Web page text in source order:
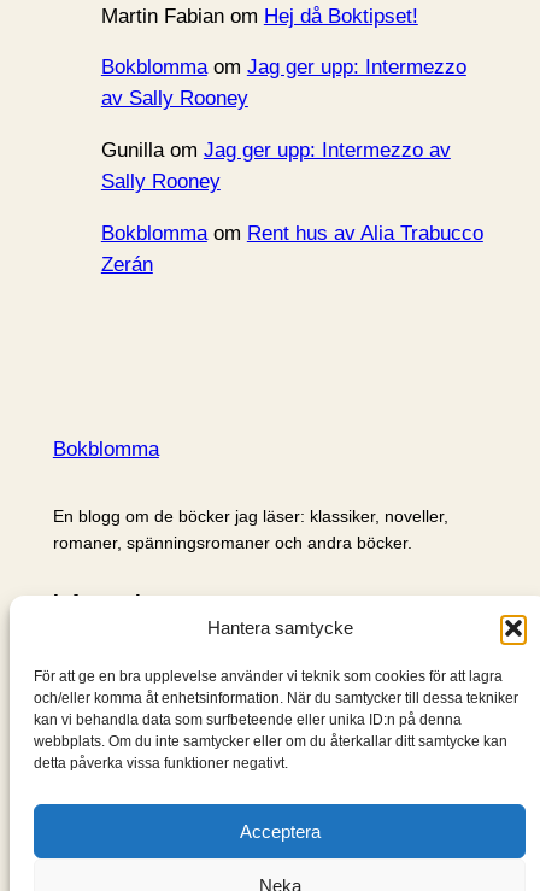
Hantera samtycke
För att ge en bra upplevelse använder vi teknik som cookies för att lagra
och/eller komma åt enhetsinformation. När du samtycker till dessa tekniker
kan vi behandla data som surfbeteende eller unika ID:n på denna
webbplats. Om du inte samtycker eller om du återkallar ditt samtycke kan
detta påverka vissa funktioner negativt.
Acceptera
Neka
Martin Fabianom Hej då Boktipset!
Bokblommaom Jag ger upp: Intermezzo
av Sally Rooney
Gunillaom Jag ger upp: Intermezzo av
Sally Rooney
Bokblommaom Rent hus av Alia Trabucco
Zerán
Bokblomma
En blogg om de böcker jag läser: klassiker, noveller,
romaner, spänningsromaner och andra böcker.
Information
Om mig & om bloggen
S
ö
k